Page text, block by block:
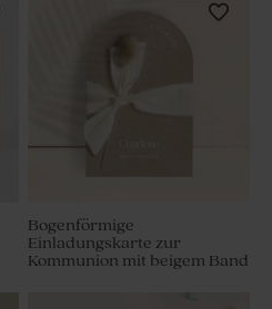
Bogenförmige
Einladungskarte zur
Kommunion mit beigem Band